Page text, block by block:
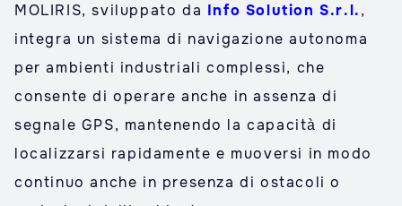
MOLIRIS, sviluppato da Info Solution S.r.l.,
integra un sistema di navigazione autonoma
per ambienti industriali complessi, che
consente di operare anche in assenza di
segnale GPS, mantenendo la capacità di
localizzarsi rapidamente e muoversi in modo
continuo anche in presenza di ostacoli o